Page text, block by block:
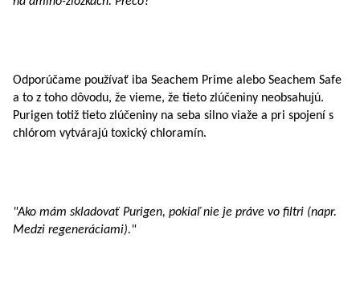
Odporúčame používať iba Seachem Prime alebo Seachem Safe
a to z toho dôvodu, že vieme, že tieto zlúčeniny neobsahujú.
Purigen totiž tieto zlúčeniny na seba silno viaže a pri spojení s
chlórom vytvárajú toxický chloramín.
"Ako mám skladovať Purigen, pokiaľ nie je práve vo filtri (napr.
Medzi regeneráciami)."